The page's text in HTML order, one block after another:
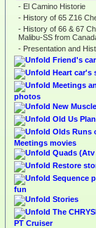
- El Camino Historie
- History of 65 Z16
- History of 66 & 67
Malibu-SS from
- Presentation and
Friend's
Heart car's
Meetings
photos
New
Old Us
Olds Runs
Meetings movies
Quads
Restore
Sequence
fun
Stories
The
PT Cruiser